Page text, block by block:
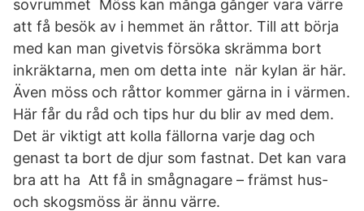
sovrummet Möss kan många gånger vara värre
att få besök av i hemmet än råttor. Till att börja
med kan man givetvis försöka skrämma bort
inkräktarna, men om detta inte när kylan är här.
Även möss och råttor kommer gärna in i värmen.
Här får du råd och tips hur du blir av med dem.
Det är viktigt att kolla fällorna varje dag och
genast ta bort de djur som fastnat. Det kan vara
bra att ha Att få in smågnagare – främst hus-
och skogsmöss är ännu värre.